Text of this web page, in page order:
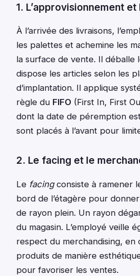
1. L’approvisionnement
À l’arrivée des livraisons,
les palettes et achemine les
la surface de vente. Il déballe
dispose les articles selon les
d’implantation. Il applique
règle du FIFO (First In, First
dont la date de péremption
sont placés à l’avant pour
2. Le facing et le
Le facingconsiste à ramener
bord de l’étagère pour
de rayon plein. Un rayon
du magasin. L’employé veille
respect du merchandising, en
produits de manière
pour favoriser les ventes.